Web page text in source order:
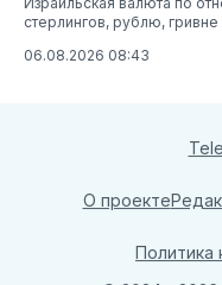
стерлингов, рублю, гривне
06.08.2026 08:43
О проекте
Политика